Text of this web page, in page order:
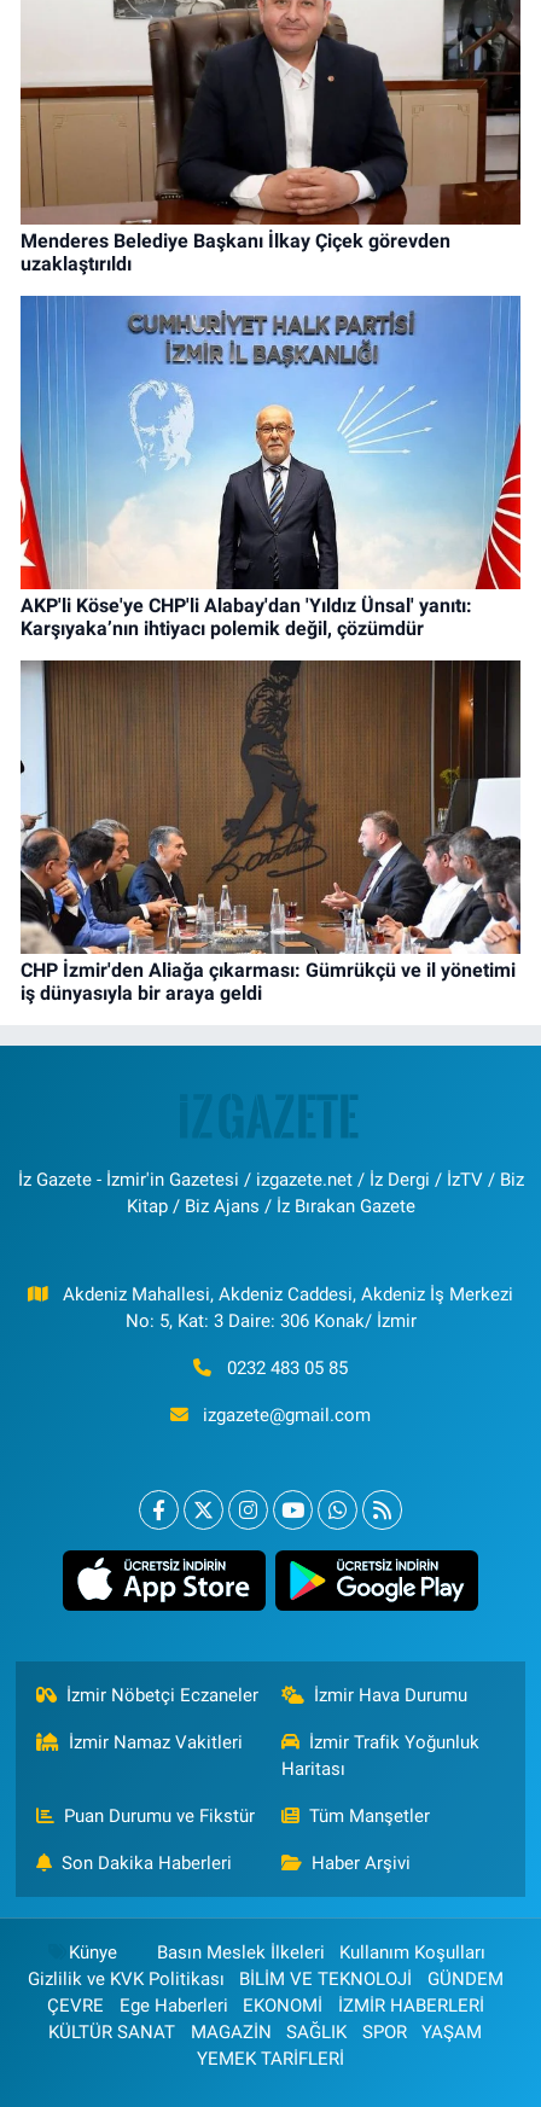
Menderes Belediye Başkanı İlkay Çiçek görevden
uzaklaştırıldı
AKP'li Köse'ye CHP'li Alabay'dan 'Yıldız Ünsal' yanıtı:
Karşıyaka’nın ihtiyacı polemik değil, çözümdür
CHP İzmir'den Aliağa çıkarması: Gümrükçü ve il yönetimi
iş dünyasıyla bir araya geldi
İz Gazete - İzmir'in Gazetesi / izgazete.net / İz Dergi / İzTV / Biz
Kitap / Biz Ajans / İz Bırakan Gazete
Akdeniz Mahallesi, Akdeniz Caddesi, Akdeniz İş Merkezi
No: 5, Kat: 3 Daire: 306 Konak/ İzmir
0232 483 05 85
izgazete@gmail.com
İzmir Nöbetçi Eczaneler İzmir Hava Durumu
İzmir Namaz Vakitleri
İzmir Trafik Yoğunluk
Haritası
Puan Durumu ve Fikstür Tüm Manşetler
Son Dakika Haberleri Haber Arşivi
Künye Basın Meslek İlkeleri
Kullanım Koşulları
Gizlilik ve KVK Politikası
BİLİM VE TEKNOLOJİ
GÜNDEM
ÇEVRE
Ege Haberleri EKONOMİ
İZMİR HABERLERİ
KÜLTÜR SANAT
MAGAZİN SAĞLIK SPOR
YAŞAM
YEMEK TARİFLERİ